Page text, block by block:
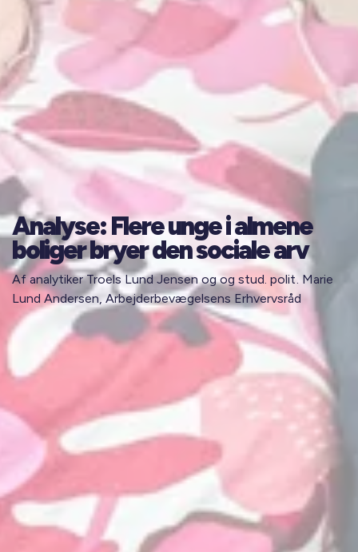
Analyse: Flere unge i almene
boliger bryer den sociale arv
Af analytiker Troels Lund Jensen og og stud. polit. Marie
Lund Andersen, Arbejderbevægelsens Erhvervsråd